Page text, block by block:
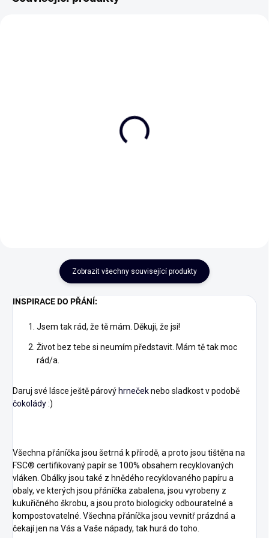
Zobrazit všechny související produkty
INSPIRACE DO PŘÁNÍ:
Jsem tak rád, že tě mám. Děkuji, že jsi!
Život bez tebe si neumím představit. Mám tě tak moc
rád/a.
Daruj své lásce ještě párový hrnečeknebo sladkost v podobě
čokolády:)
Všechna přáníčka jsou šetrná k přírodě, a proto jsou tištěna na
FSC® certifikovaný papír se 100% obsahem recyklovaných
vláken. Obálky jsou také z hnědého recyklovaného papíru a
obaly, ve kterých jsou přáníčka zabalena, jsou vyrobeny z
kukuřičného škrobu, a jsou proto biologicky odbouratelné a
kompostovatelné. Všechna přáníčka jsou vevnitř prázdná a
čekají jen na Vás a Vaše nápady, tak hurá do toho.